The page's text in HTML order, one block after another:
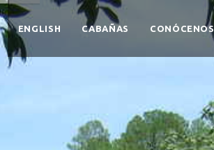
ENGLISH CABAÑAS CONÓCENOS